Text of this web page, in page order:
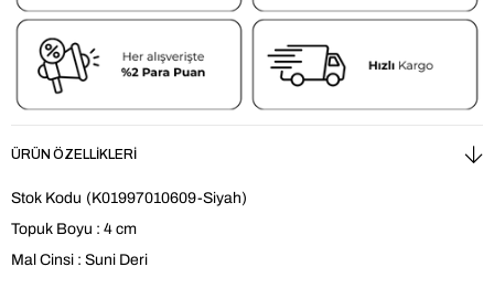
ÜRÜN ÖZELLIKLERI
Stok Kodu (K01997010609-Siyah)
Topuk Boyu : 4 cm
Mal Cinsi : Suni Deri